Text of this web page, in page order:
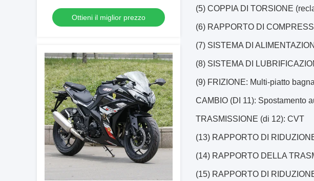
automatico raffreddato ad aria 150cc
Ottieni il miglior prezzo
(5) COPPIA DI TORSIONE
(6) RAPPORTO DI
(7) SISTEMA DI
(8) SISTEMA DI
(9) FRIZIONE: Multi-piatto
CAMBIO (DI 11): Spostamento
TRASMISSIONE (di 12): CVT
(13) RAPPORTO DI
(14) RAPPORTO DELLA
(15) RAPPORTO DI